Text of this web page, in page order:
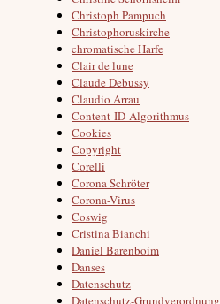
Christoph Pampuch
Christophoruskirche
chromatische Harfe
Clair de lune
Claude Debussy
Claudio Arrau
Content-ID-Algorithmus
Cookies
Copyright
Corelli
Corona Schröter
Corona-Virus
Coswig
Cristina Bianchi
Daniel Barenboim
Danses
Datenschutz
Datenschutz-Grundverordnung